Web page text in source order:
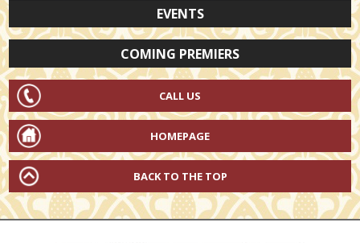
EVENTS
COMING PREMIERS
CALL US
HOMEPAGE
BACK TO THE TOP